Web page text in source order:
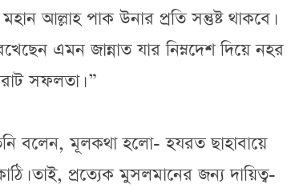
আল্লাহ পাক উনার প্রতি সন্তুষ্ট থাকবে।
এমন জান্নাত যার নিম্নদেশ দিয়ে নহর
সফলতা। ”
বলেন, মূলকথা হলো- হযরত ছাহাবায়ে
তাই, প্রত্যেক মুসলমানের জন্য দায়িত্ব-